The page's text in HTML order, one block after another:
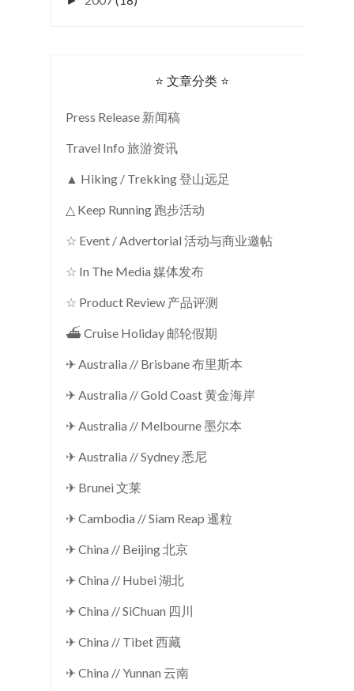
⭐ 文章分类 ⭐
Press Release 新闻稿
Travel Info 旅游资讯
▲ Hiking / Trekking 登山远足
△ Keep Running 跑步活动
☆ Event / Advertorial 活动与商业邀帖
☆ In The Media 媒体发布
☆ Product Review 产品评测
⛴ Cruise Holiday 邮轮假期
✈ Australia // Brisbane 布里斯本
✈ Australia // Gold Coast 黄金海岸
✈ Australia // Melbourne 墨尔本
✈ Australia // Sydney 悉尼
✈ Brunei 文莱
✈ Cambodia // Siam Reap 暹粒
✈ China // Beijing 北京
✈ China // Hubei 湖北
✈ China // SiChuan 四川
✈ China // Tibet 西藏
✈ China // Yunnan 云南